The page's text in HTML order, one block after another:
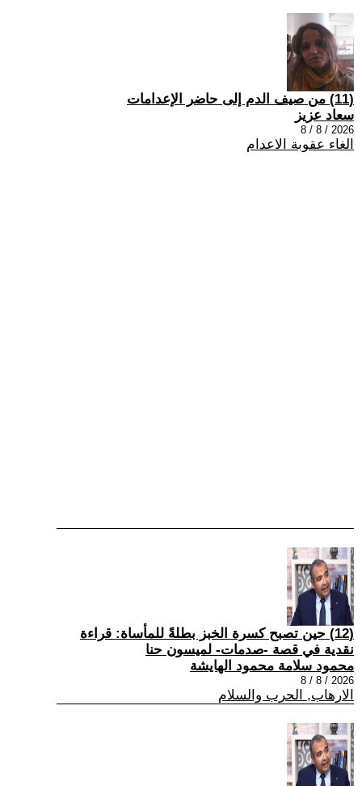
(11) من صيف الدم إلى حاضر الإعدامات
سعاد عزيز
2026 / 8 / 8
الغاء عقوبة الاعدام
(12) حين تصبح كسرة الخبز بطلةً للمأساة: قراءة
نقدية في قصة -صدمات- لميسون حنا
محمود سلامة محمود الهايشة
2026 / 8 / 8
الارهاب, الحرب والسلام